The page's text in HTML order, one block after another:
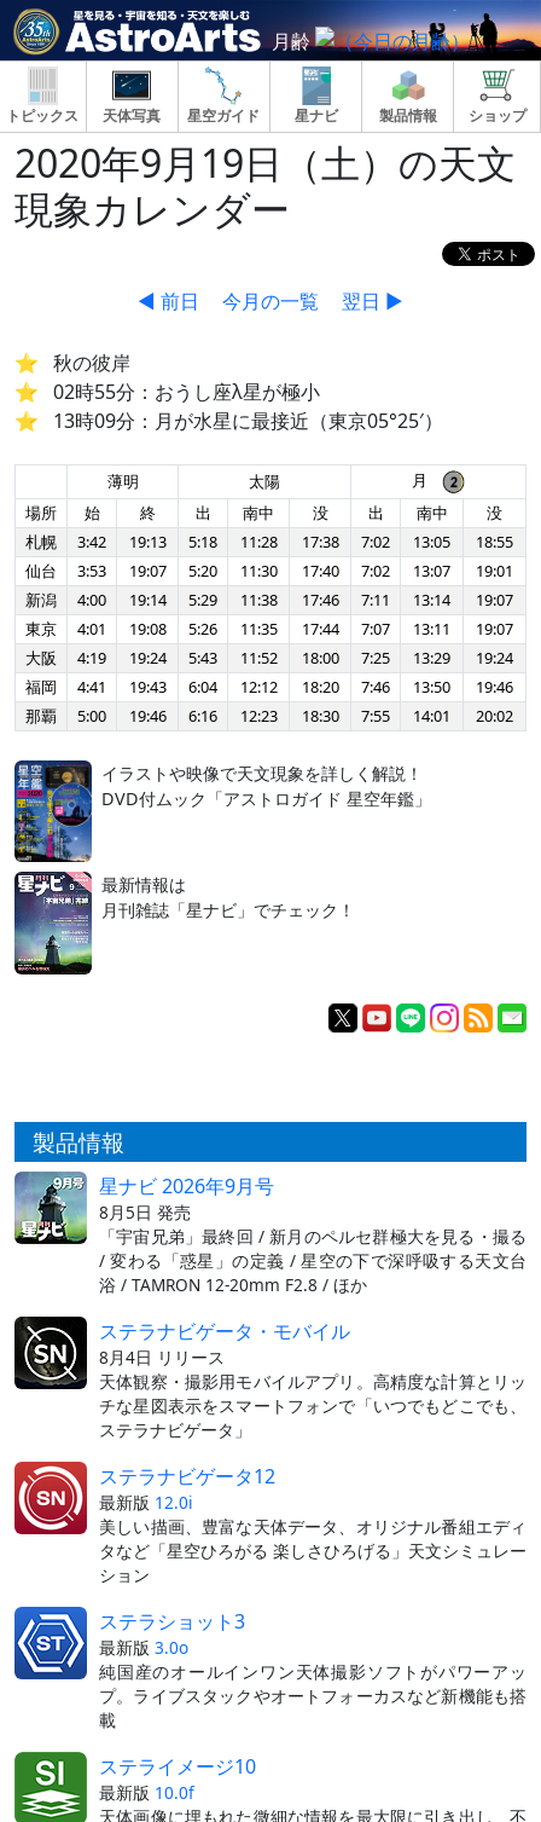
月齢
トピックス 天体写真 星空ガイド 星ナビ 製品情報 ショップ
2020年9月19日（土）の天文
現象カレンダー
◀ 前日 今月の一覧 翌日 ▶
秋の彼岸
02時55分：おうし座λ星が極小
13時09分：月が水星に最接近（東京05°25′）
薄明 太陽
月
場所
始 終 出 南中 没 出 南中
没
札幌
3:42 19:13 5:18 11:28 17:38 7:02 13:05
18:55
仙台
3:53 19:07 5:20 11:30 17:40 7:02 13:07
19:01
新潟
4:00 19:14 5:29 11:38 17:46 7:11 13:14
19:07
東京
4:01 19:08 5:26 11:35 17:44 7:07 13:11
19:07
大阪
4:19 19:24 5:43 11:52 18:00 7:25 13:29
19:24
福岡
4:41 19:43 6:04 12:12 18:20 7:46 13:50
19:46
那覇
5:00 19:46 6:16 12:23 18:30 7:55 14:01 20:02
イラストや映像で天文現象を詳しく解説！
DVD付ムック「アストロガイド 星空年鑑」
最新情報は
月刊雑誌「星ナビ」でチェック！
製品情報
星ナビ 2026年9月号
8月5日 発売
「宇宙兄弟」最終回 / 新月のペルセ群極大を見る・撮る
/ 変わる「惑星」の定義 / 星空の下で深呼吸する天文台
浴 / TAMRON 12-20mm F2.8 / ほか
ステラナビゲータ・モバイル
8月4日 リリース
天体観察・撮影用モバイルアプリ。高精度な計算とリッ
チな星図表示をスマートフォンで「いつでもどこでも、
ステラナビゲータ」
ステラナビゲータ12
最新版 12.0i
美しい描画、豊富な天体データ、オリジナル番組エディ
タなど「星空ひろがる 楽しさひろげる」天文シミュレー
ション
ステラショット3
最新版 3.0o
純国産のオールインワン天体撮影ソフトがパワーアッ
プ。ライブスタックやオートフォーカスなど新機能も搭
載
ステライメージ10
最新版 10.0f
天体画像に埋もれた微細な情報を最大限に引き出し、不